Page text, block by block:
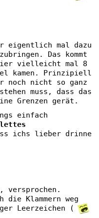
eigentlich mal dazu
Das kommt
vielleicht mal 8
kamen. Prinzipiell
noch nicht so ganz
muss, dass das
Grenzen gerät.
einfach
ichs lieber drinne
versprochen.
Klammern weg
Leerzeichen (